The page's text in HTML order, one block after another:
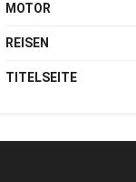
MOTOR
REISEN
TITELSEITE